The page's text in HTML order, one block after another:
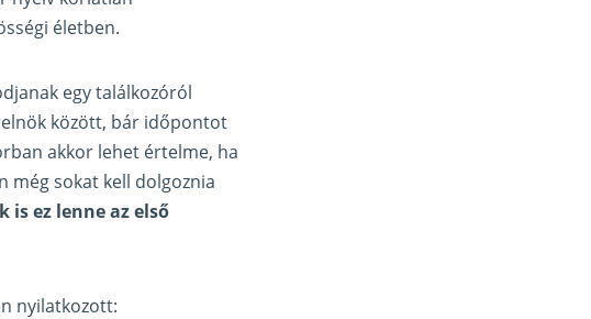
életben.
egy találkozóról
között, bár időpontot
akkor lehet értelme, ha
még sokat kell dolgoznia
is ez lenne az első
nyilatkozott: